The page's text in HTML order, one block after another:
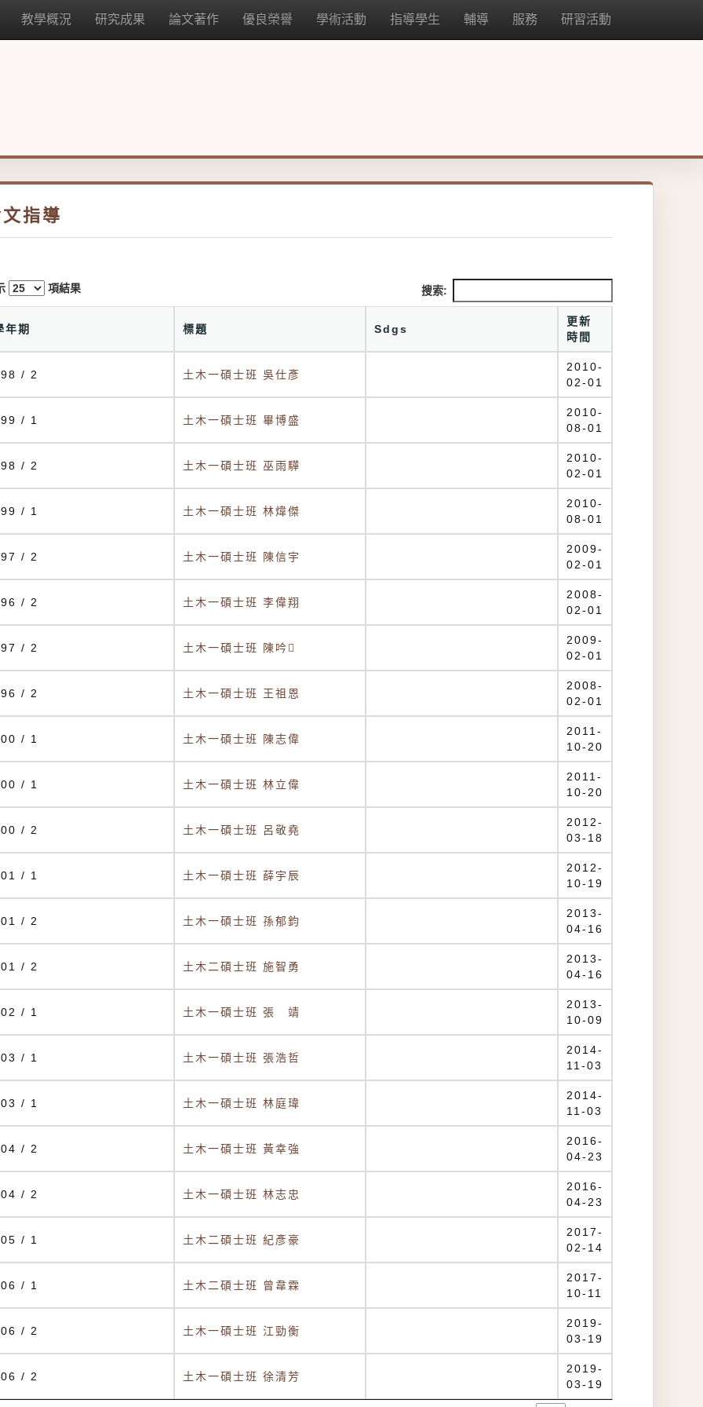
教學概況 研究成果 論文著作 優良榮譽 學術活動 指導學生 輔導 服務 研習活動
指導
項結果 搜索:
年期 標題 Sdgs
更新
時間
/ 2 土木一碩士班 吳仕彥
2010-
02-01
/ 1 土木一碩士班 畢博盛
2010-
08-01
/ 2 土木一碩士班 巫雨驊
2010-
02-01
/ 1 土木一碩士班 林煒傑
2010-
08-01
/ 2 土木一碩士班 陳信宇
2009-
02-01
/ 2 土木一碩士班 李偉翔
2008-
02-01
/ 2 土木一碩士班 陳吟
2009-
02-01
/ 2 土木一碩士班 王祖恩
2008-
02-01
/ 1 土木一碩士班 陳志偉
2011-
10-20
/ 1 土木一碩士班 林立偉
2011-
10-20
/ 2 土木一碩士班 呂敬堯
2012-
03-18
/ 1 土木一碩士班 薛宇辰
2012-
10-19
/ 2 土木一碩士班 孫郁鈞
2013-
04-16
/ 2 土木二碩士班 施智勇
2013-
04-16
/ 1 土木一碩士班 張 靖
2013-
10-09
/ 1 土木一碩士班 張浩哲
2014-
11-03
/ 1 土木一碩士班 林庭瑋
2014-
11-03
/ 2 土木一碩士班 黃幸強
2016-
04-23
/ 2 土木一碩士班 林志忠
2016-
04-23
/ 1 土木二碩士班 紀彥豪
2017-
02-14
/ 1 土木二碩士班 曾韋霖
2017-
10-11
/ 2 土木一碩士班 江勁衡
2019-
03-19
/ 2 土木一碩士班 徐清芳
2019-
03-19